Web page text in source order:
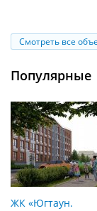
Смотреть все
Популярные
ЖК «Югтаун.